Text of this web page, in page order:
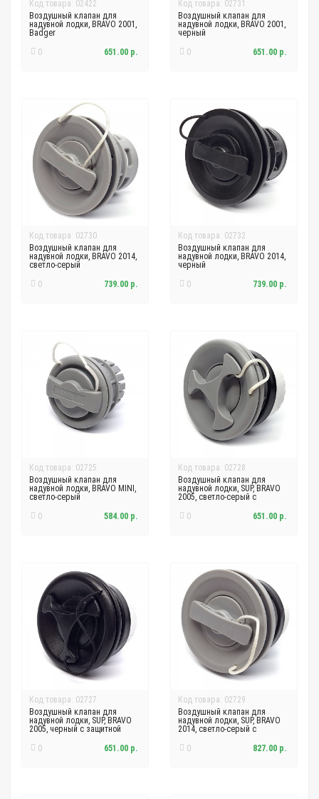
Код товара: 02422
Воздушный клапан для
надувной лодки, BRAVO 2001,
Badger
0
651.00 р.
Код товара: 02731
Воздушный клапан для
надувной лодки, BRAVO 2001,
черный
0
651.00 р.
Код товара: 02730
Воздушный клапан для
надувной лодки, BRAVO 2014,
светло-серый
0
739.00 р.
Код товара: 02732
Воздушный клапан для
надувной лодки, BRAVO 2014,
черный
0
739.00 р.
Код товара: 02725
Воздушный клапан для
надувной лодки, BRAVO MINI,
светло-серый
0
584.00 р.
Код товара: 02728
Воздушный клапан для
надувной лодки, SUP, BRAVO
2005, светло-серый с
0
651.00 р.
Код товара: 02727
Воздушный клапан для
надувной лодки, SUP, BRAVO
2005, черный с защитной
0
651.00 р.
Код товара: 02729
Воздушный клапан для
надувной лодки, SUP, BRAVO
2014, светло-серый с
0
827.00 р.